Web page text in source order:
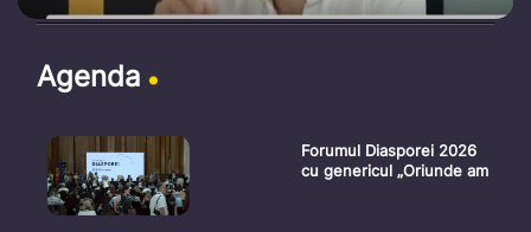
Agenda
Forumul Diasporei 2026
cu genericul „Oriunde am